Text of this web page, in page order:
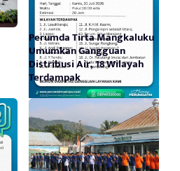
Perumda Tirta Mangkaluku
Umumkan Gangguan
Distribusi Air, 18 Wilayah
Terdampak